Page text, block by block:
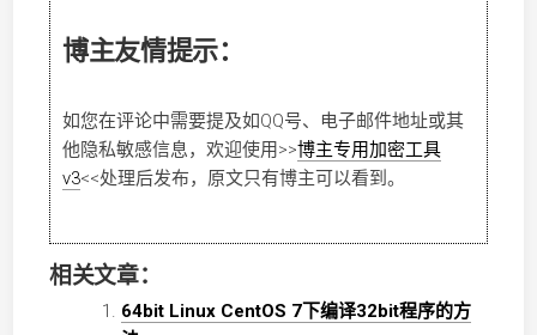
博主友情提示：
如您在评论中需要提及如QQ号、电子邮件地址或其
他隐私敏感信息，欢迎使用>>博主专用加密工具
v3<<处理后发布，原文只有博主可以看到。
相关文章：
64bit Linux CentOS 7下编译32bit程序的方